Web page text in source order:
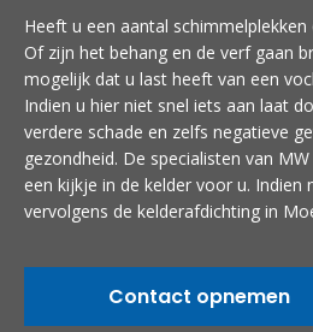
Heeft u een aantal
Of zijn het behang en de verf gaan
mogelijk dat u last heeft van een
Indien u hier niet snel iets aan laat
verdere schade en zelfs negatieve
gezondheid. De specialisten van
een kijkje in de kelder voor u. Indien
vervolgens de kelderafdichting in
Contact opnemen